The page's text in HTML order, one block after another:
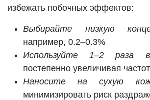
избежать побочных эффектов:
Выбирайте низкую
например, 0.2–0.3%
Используйте 1–2 раза
постепенно увеличивая
Наносите на сухую
минимизировать риск